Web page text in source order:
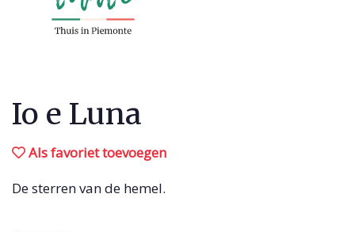
Io e Luna
Als favoriet toevoegen
De sterren van de hemel.